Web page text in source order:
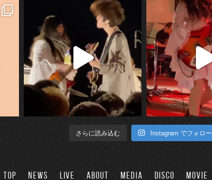
さらに読み込む Instagram でフォロー
TOP NEWS LIVE ABOUT MEDIA DISCO MOVIE